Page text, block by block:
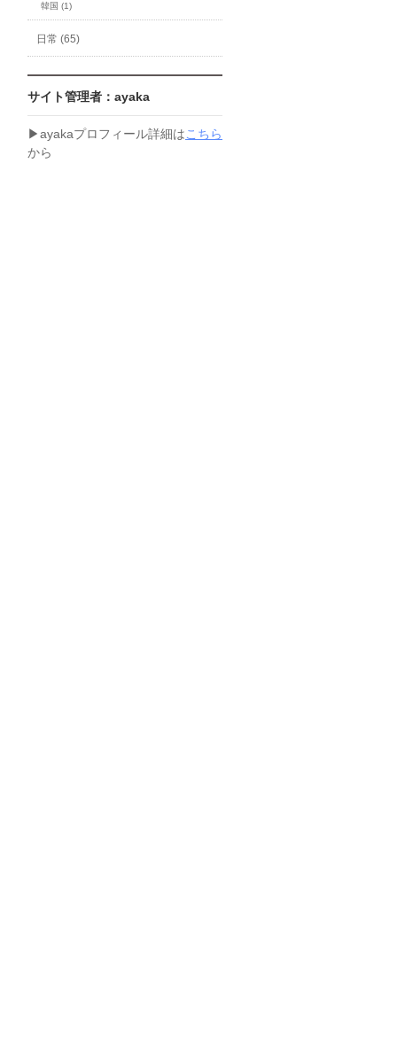
韓国 (1)
日常 (65)
サイト管理者：ayaka
▶︎ayakaプロフィール詳細はこちら
から